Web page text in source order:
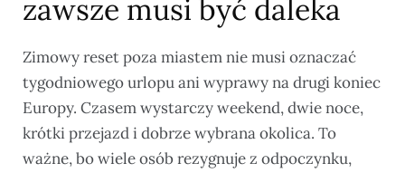
zawsze musi być daleka
Zimowy reset poza miastem nie musi oznaczać
tygodniowego urlopu ani wyprawy na drugi koniec
Europy. Czasem wystarczy weekend, dwie noce,
krótki przejazd i dobrze wybrana okolica. To
ważne, bo wiele osób rezygnuje z odpoczynku,